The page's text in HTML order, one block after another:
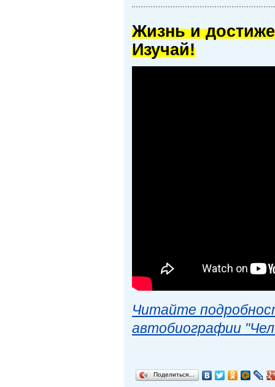
Жизнь и
Изучай!
Читайте
автобиографии
Поделиться…